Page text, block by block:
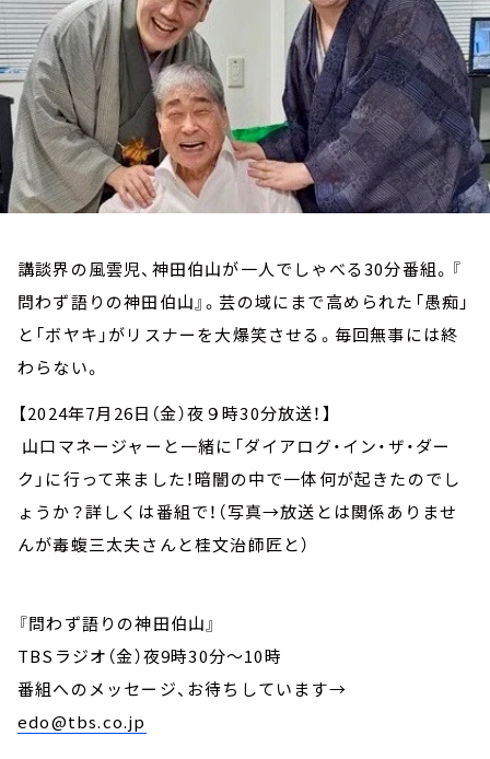
講談界の風雲児、神田伯山が一人でしゃべる30分番組。『
問わず語りの神田伯山』。芸の域にまで高められた「愚痴」
と「ボヤキ」がリスナーを大爆笑させる。毎回無事には終
わらない。
【2024年7月26日（金）夜９時30分放送！】
山口マネージャーと一緒に「ダイアログ・イン・ザ・ダー
ク」に行って来ました！暗闇の中で一体何が起きたのでし
ょうか？詳しくは番組で！（写真→放送とは関係ありませ
んが毒蝮三太夫さんと桂文治師匠と）
『問わず語りの神田伯山』
TBSラジオ（金）夜9時30分～10時
番組へのメッセージ、お待ちしています→
edo@tbs.co.jp